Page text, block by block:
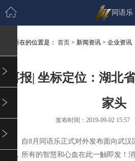
同语乐
您所在的位置是： 首页 > 新闻资讯 > 企业资讯
喜报| 坐标定位：湖北
家头
发布时间：2019-09-02
自8月同语乐正式对外发布面向武
旦，所有的智慧和心血在此一触即发！